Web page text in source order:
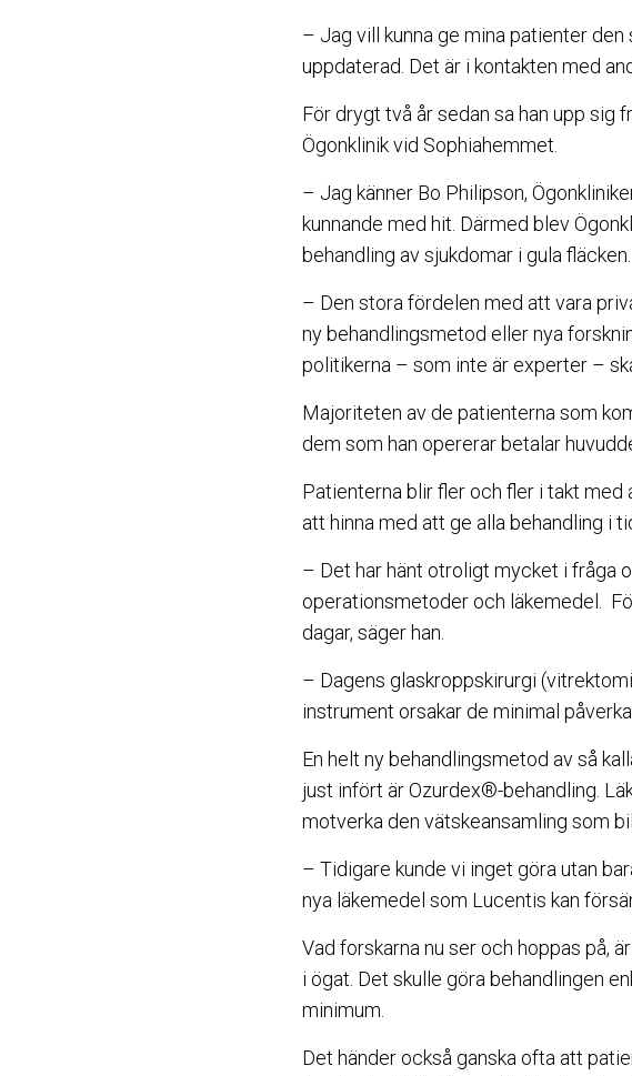
– Jag vill kunna ge mina patienter
uppdaterad. Det är i kontakten med
För drygt två år sedan sa han upp sig
Ögonklinik vid Sophiahemmet.
– Jag känner Bo Philipson,
kunnande med hit. Därmed blev
behandling av sjukdomar i gula fläcken.
– Den stora fördelen med att vara
ny behandlingsmetod eller nya
politikerna – som inte är experter –
Majoriteten av de patienterna som
dem som han opererar betalar
Patienterna blir fler och fler i takt
att hinna med att ge alla behandling i
– Det har hänt otroligt mycket i fråga
operationsmetoder och läkemedel.
dagar, säger han.
– Dagens glaskroppskirurgi
instrument orsakar de minimal
En helt ny behandlingsmetod av så
just infört är Ozurdex®-behandling.
motverka den vätskeansamling som
– Tidigare kunde vi inget göra utan
nya läkemedel som Lucentis kan
Vad forskarna nu ser och hoppas på,
i ögat. Det skulle göra behandlingen
minimum.
Det händer också ganska ofta att